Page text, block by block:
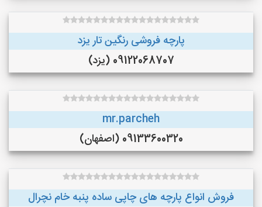
پارچه فروشی رنگین تار یزد
09122068707 (یزد)
mr.parcheh
09133600320 (اصفهان)
فروش انواع پارچه های چاپی ساده پنبه خام نچرال